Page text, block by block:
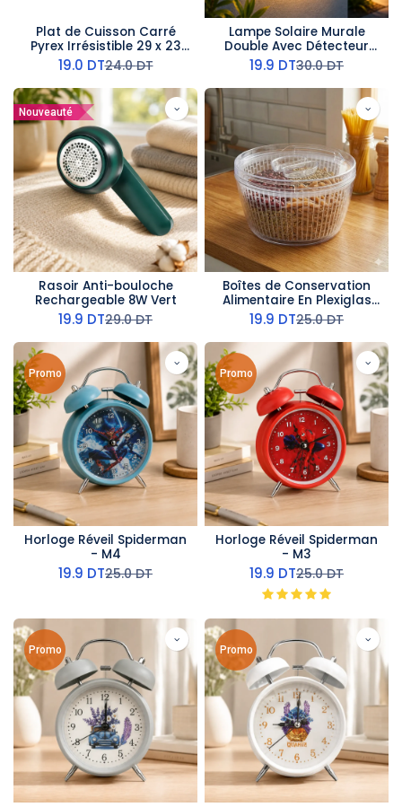
Plat de Cuisson Carré
Pyrex Irrésistible 29 x 23
Cm
19.0 DT24.0DT
Lampe Solaire Murale
Double Avec Détecteur
-2W
19.9 DT30.0DT
Nouveauté
Rasoir Anti-bouloche
Rechargeable 8W Vert
19.9 DT29.0DT
Boîtes de Conservation
Alimentaire En Plexiglas
Avec Couvercle Rond
19.9 DT25.0DT
Promo
Horloge Réveil Spiderman
- M4
19.9 DT25.0DT
Promo
Horloge Réveil Spiderman
- M3
19.9 DT25.0DT
Promo Promo